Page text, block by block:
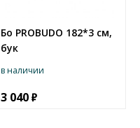
Бо PROBUDO 182*3 см,
бук
в наличии
3 040